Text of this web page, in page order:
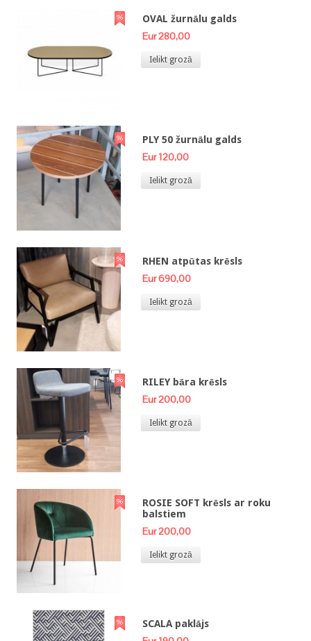
OVAL žurnālu galds
Eur 280,00
Ielikt grozā
PLY 50 žurnālu galds
Eur 120,00
Ielikt grozā
RHEN atpūtas krēsls
Eur 690,00
Ielikt grozā
RILEY bāra krēsls
Eur 200,00
Ielikt grozā
ROSIE SOFT krēsls ar roku
balstiem
Eur 200,00
Ielikt grozā
SCALA paklājs